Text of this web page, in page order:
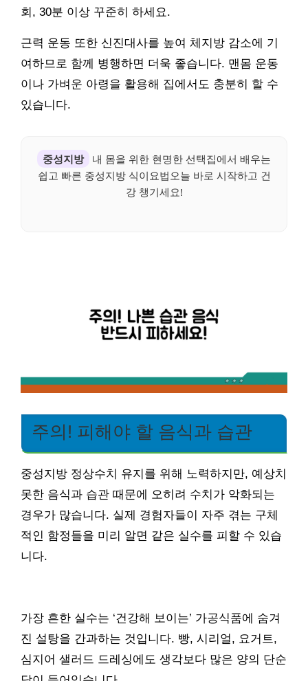
회, 30분 이상 꾸준히 하세요.
근력 운동 또한 신진대사를 높여 체지방 감소에 기
여하므로 함께 병행하면 더욱 좋습니다. 맨몸 운동
이나 가벼운 아령을 활용해 집에서도 충분히 할 수
있습니다.
중성지방
내 몸을 위한 현명한 선택집에서 배우는
쉽고 빠른 중성지방 식이요법오늘 바로 시작하고 건
강 챙기세요!
주의! 피해야 할 음식과 습관
중성지방 정상수치 유지를 위해 노력하지만, 예상치
못한 음식과 습관 때문에 오히려 수치가 악화되는
경우가 많습니다. 실제 경험자들이 자주 겪는 구체
적인 함정들을 미리 알면 같은 실수를 피할 수 있습
니다.
가장 흔한 실수는 ‘건강해 보이는’ 가공식품에 숨겨
진 설탕을 간과하는 것입니다. 빵, 시리얼, 요거트,
심지어 샐러드 드레싱에도 생각보다 많은 양의 단순